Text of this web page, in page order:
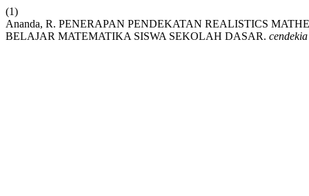
(1)
Ananda, R. PENERAPAN PENDEKATAN REALISTICS
BELAJAR MATEMATIKA SISWA SEKOLAH DASAR. cendekia